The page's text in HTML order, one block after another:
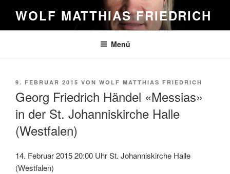
Inhalt
springen
WOLF MATTHIAS FRIEDRICH
Menü
VERÖFFENTLICHT
9. FEBRUAR 2015 VON WOLF MATTHIAS FRIEDRICH
Georg Friedrich Händel «Messias»
in der St. Johanniskirche Halle
(Westfalen)
14. Februar 2015 20:00 Uhr St. Johanniskirche Halle
(Westfalen)